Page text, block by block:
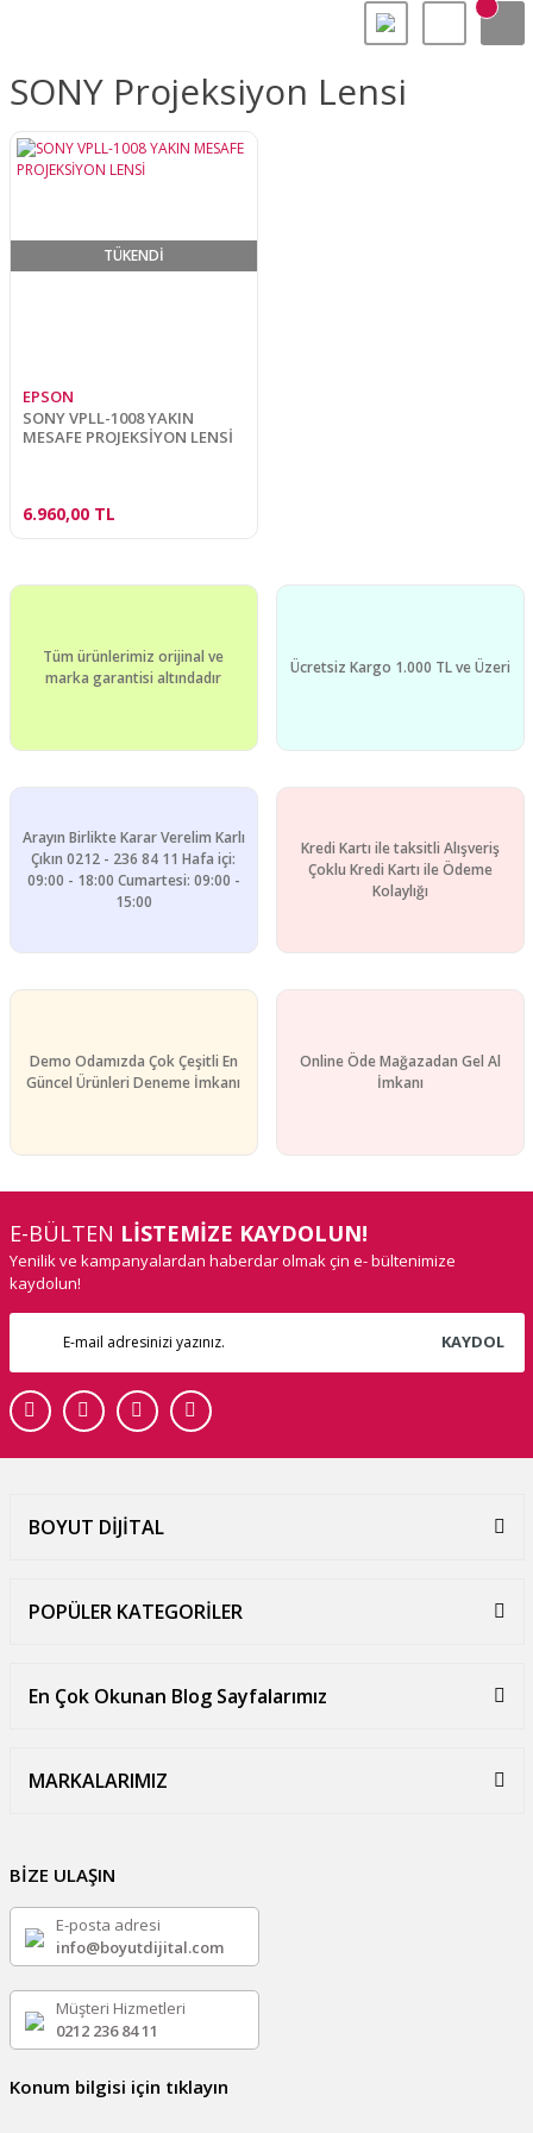
SONY Projeksiyon Lensi
TÜKENDİ
EPSON
SONY VPLL-1008 YAKIN
MESAFE PROJEKSİYON LENSİ
6.960,00 TL
Tüm ürünlerimiz orijinal ve
marka garantisi altındadır
Ücretsiz Kargo 1.000 TL ve Üzeri
Arayın Birlikte Karar Verelim Karlı
Çıkın 0212 - 236 84 11 Hafa içi:
09:00 - 18:00 Cumartesi: 09:00 -
15:00
Kredi Kartı ile taksitli Alışveriş
Çoklu Kredi Kartı ile Ödeme
Kolaylığı
Demo Odamızda Çok Çeşitli En
Güncel Ürünleri Deneme İmkanı
Online Öde Mağazadan Gel Al
İmkanı
E-BÜLTEN LİSTEMİZE KAYDOLUN!
Yenilik ve kampanyalardan haberdar olmak çin e- bültenimize
kaydolun!
KAYDOL
BOYUT DİJİTAL
POPÜLER KATEGORİLER
En Çok Okunan Blog Sayfalarımız
MARKALARIMIZ
BİZE ULAŞIN
E-posta adresi
info@boyutdijital.com
Müşteri Hizmetleri
0212 236 84 11
Konum bilgisi için tıklayın